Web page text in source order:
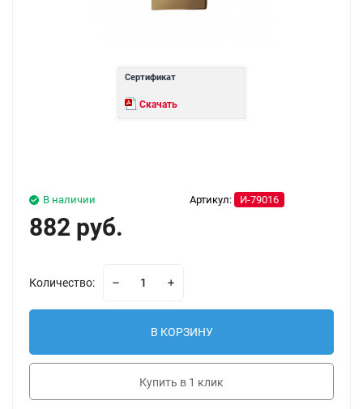
Сертификат
Скачать
Артикул: И-79016
В наличии
882 руб.
Количество:
В КОРЗИНУ
Купить в 1 клик